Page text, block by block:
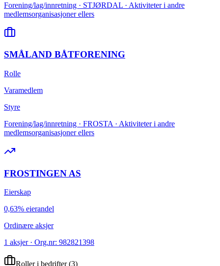
Forening/lag/innretning · STJØRDAL · Aktiviteter i andre
medlemsorganisasjoner ellers
SMÅLAND BÅTFORENING
Rolle
Varamedlem
Styre
Forening/lag/innretning · FROSTA · Aktiviteter i andre
medlemsorganisasjoner ellers
FROSTINGEN AS
Eierskap
0,63% eierandel
Ordinære aksjer
1 aksjer · Org.nr: 982821398
Roller i bedrifter(3)